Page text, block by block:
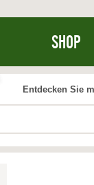
SHOP
Entdecken Sie